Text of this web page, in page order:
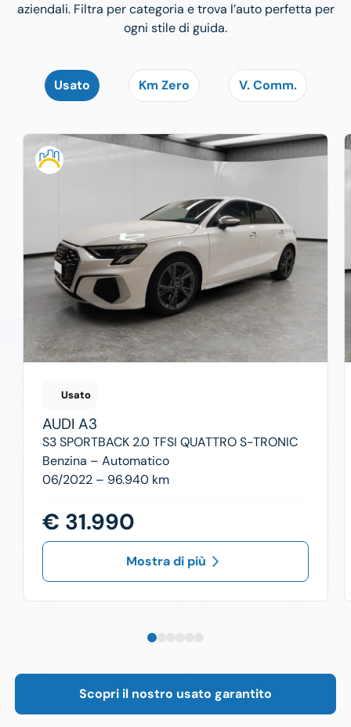
aziendali. Filtra per categoria e trova l’auto perfetta per
ogni stile di guida.
Usato Km Zero V. Comm.
Usato
AUDI A3
S3 SPORTBACK 2.0 TFSI QUATTRO S-TRONIC
Benzina – Automatico
06/2022 – 96.940 km
€ 31.990
Mostra di più
Scopri il nostro usato garantito